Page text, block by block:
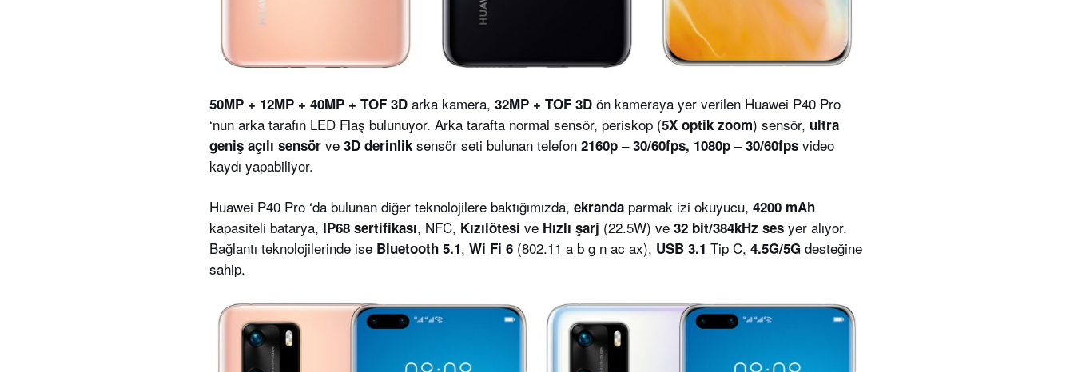
50MP + 12MP + 40MP + TOF 3D arka kamera, 32MP + TOF 3D ön kameraya yer verilen Huawei P40 Pro
‘nun arka tarafın LED Flaş bulunuyor. Arka tarafta normal sensör, periskop (5X optik zoom) sensör, ultra
geniş açılı sensör ve 3D derinlik sensör seti bulunan telefon 2160p – 30/60fps, 1080p – 30/60fps video
kaydı yapabiliyor.
Huawei P40 Pro ‘da bulunan diğer teknolojilere baktığımızda, ekranda parmak izi okuyucu, 4200 mAh
kapasiteli batarya, IP68 sertifikası, NFC, Kızılötesi ve Hızlı şarj (22.5W) ve 32 bit/384kHz ses yer alıyor.
Bağlantı teknolojilerinde ise Bluetooth 5.1, Wi Fi 6 (802.11 a b g n ac ax), USB 3.1 Tip C, 4.5G/5G desteğine
sahip.